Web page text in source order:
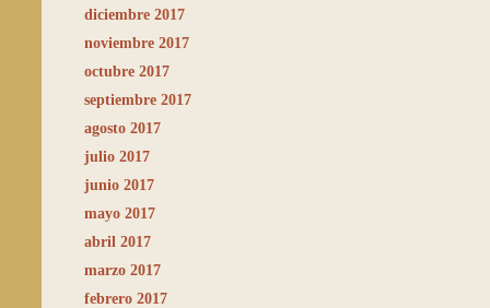
diciembre 2017
noviembre 2017
octubre 2017
septiembre 2017
agosto 2017
julio 2017
junio 2017
mayo 2017
abril 2017
marzo 2017
febrero 2017